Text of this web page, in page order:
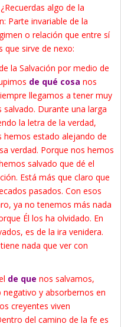
algo de la
Parte invariable de la
o relación que entre sí
que sirve de nexo:
la Salvación por medio de
de qué cosa nos
llegamos a tener muy
salvado. Durante una larga
la letra de la verdad,
estado alejando de
verdad. Porque nos hemos
salvado que dé el
Está más que claro que
pasados. Con esos
ya no tenemos más nada
Él los ha olvidado. En
es de la ira venidera.
nada que ver con
de que nos salvamos,
y absorbernos en
creyentes viven
del camino de la fe es